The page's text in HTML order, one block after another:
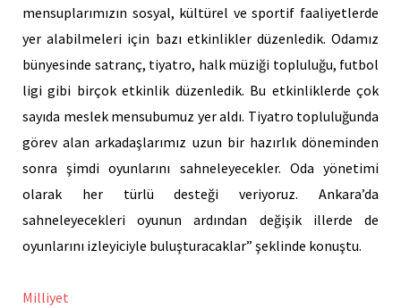
mensuplarımızın sosyal, kültürel ve sportif faaliyetlerde
yer alabilmeleri için bazı etkinlikler düzenledik. Odamız
bünyesinde satranç, tiyatro, halk müziği topluluğu, futbol
ligi gibi birçok etkinlik düzenledik. Bu etkinliklerde çok
sayıda meslek mensubumuz yer aldı. Tiyatro topluluğunda
görev alan arkadaşlarımız uzun bir hazırlık döneminden
sonra şimdi oyunlarını sahneleyecekler. Oda yönetimi
olarak her türlü desteği veriyoruz. Ankara’da
sahneleyecekleri oyunun ardından değişik illerde de
oyunlarını izleyiciyle buluşturacaklar” şeklinde konuştu.
Milliyet